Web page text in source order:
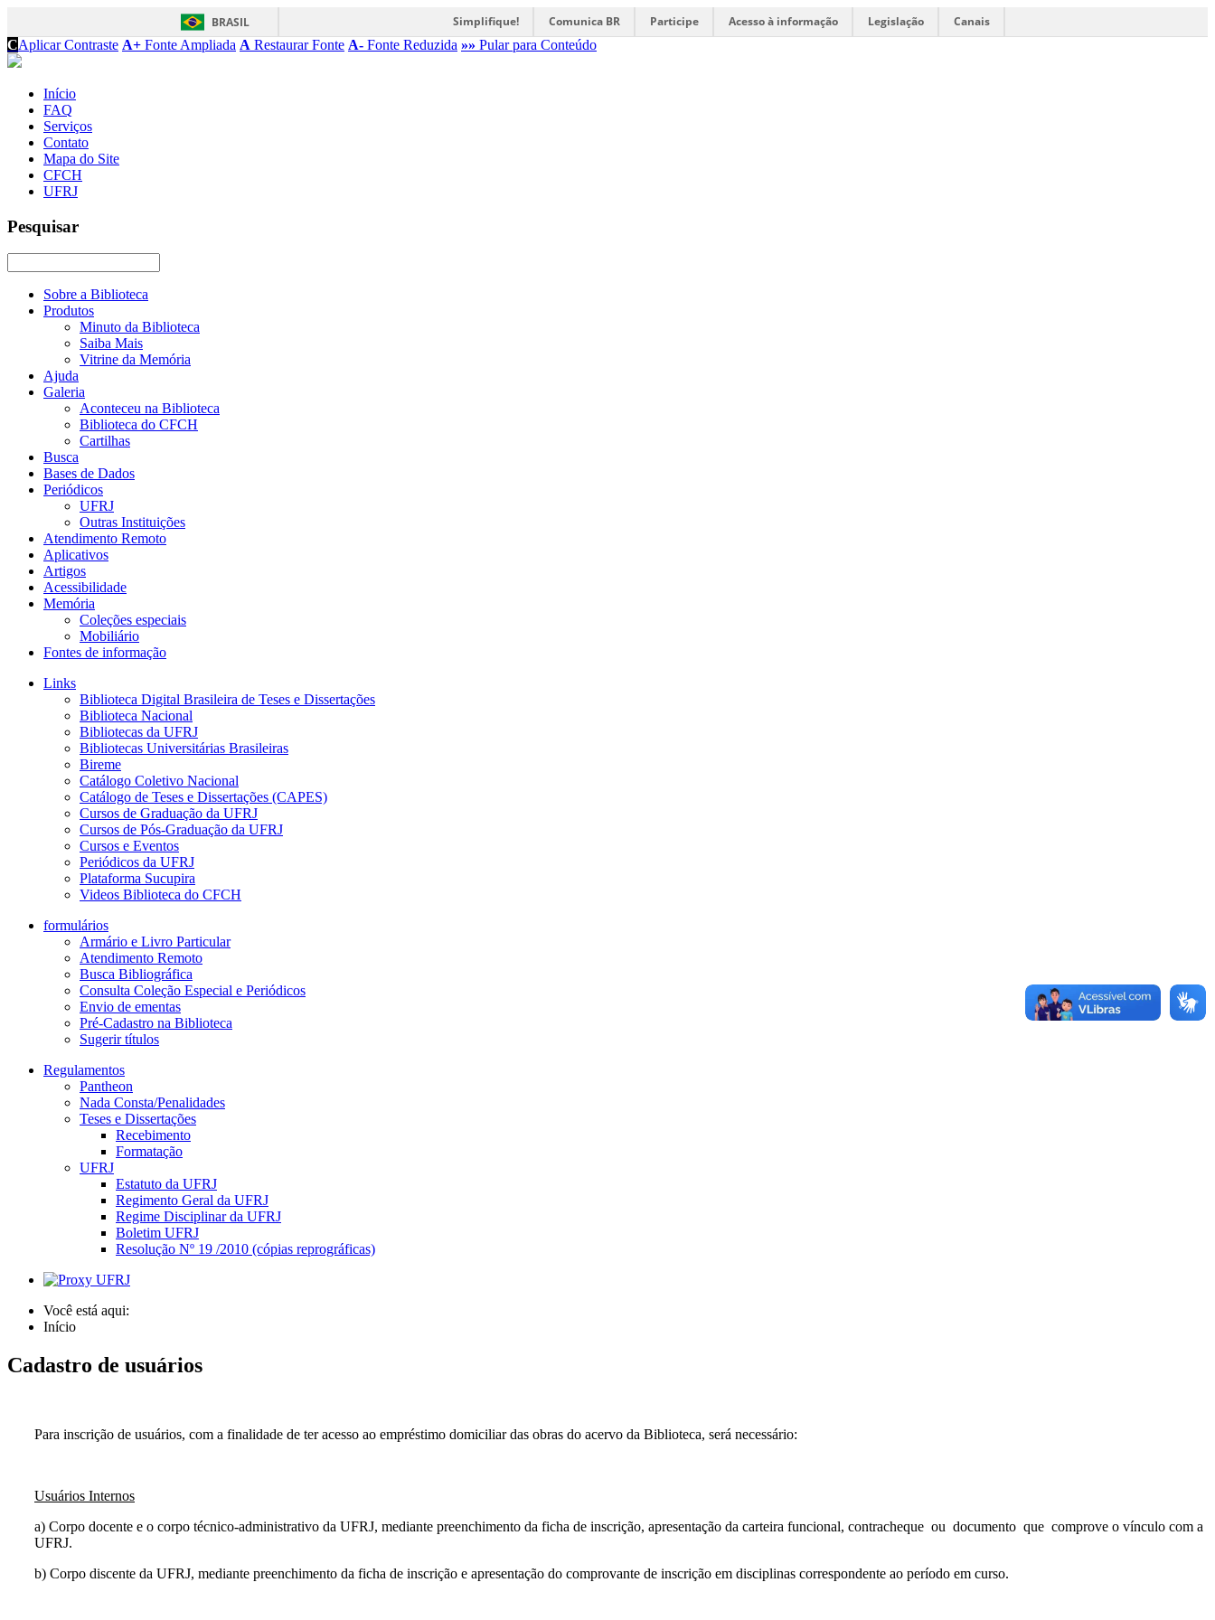
BRASIL Simplifique! Comunica BR Participe Acesso à informação Legislação
Canais
CAplicar Contraste A+ Fonte Ampliada A Restaurar Fonte A- Fonte Reduzida »» Pular para Conteúdo
Início
FAQ
Serviços
Contato
Mapa do Site
CFCH
UFRJ
Pesquisar
Sobre a Biblioteca
Produtos
Minuto da Biblioteca
Saiba Mais
Vitrine da Memória
Ajuda
Galeria
Aconteceu na Biblioteca
Biblioteca do CFCH
Cartilhas
Busca
Bases de Dados
Periódicos
UFRJ
Outras Instituições
Atendimento Remoto
Aplicativos
Artigos
Acessibilidade
Memória
Coleções especiais
Mobiliário
Fontes de informação
Links
Biblioteca Digital Brasileira de Teses e Dissertações
Biblioteca Nacional
Bibliotecas da UFRJ
Bibliotecas Universitárias Brasileiras
Bireme
Catálogo Coletivo Nacional
Catálogo de Teses e Dissertações (CAPES)
Cursos de Graduação da UFRJ
Cursos de Pós-Graduação da UFRJ
Cursos e Eventos
Periódicos da UFRJ
Plataforma Sucupira
Videos Biblioteca do CFCH
formulários
Armário e Livro Particular
Atendimento Remoto
Busca Bibliográfica
Consulta Coleção Especial e Periódicos
Envio de ementas
Pré-Cadastro na Biblioteca
Sugerir títulos
Regulamentos
Pantheon
Nada Consta/Penalidades
Teses e Dissertações
Recebimento
Formatação
UFRJ
Estatuto da UFRJ
Regimento Geral da UFRJ
Regime Disciplinar da UFRJ
Boletim UFRJ
Resolução Nº 19 /2010 (cópias reprográficas)
Você está aqui:
Início
Cadastro de usuários
Para inscrição de usuários, com a finalidade de ter acesso ao empréstimo domiciliar das obras do acervo da Biblioteca, será necessário:
Usuários Internos
a) Corpo docente e o corpo técnico-administrativo da UFRJ, mediante preenchimento da ficha de inscrição, apresentação da carteira funcional, contracheque ou documento que comprove o vínculo com a
UFRJ.
b) Corpo discente da UFRJ, mediante preenchimento da ficha de inscrição e apresentação do comprovante de inscrição em disciplinas correspondente ao período em curso.